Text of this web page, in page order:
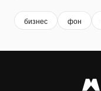
бизнес фон